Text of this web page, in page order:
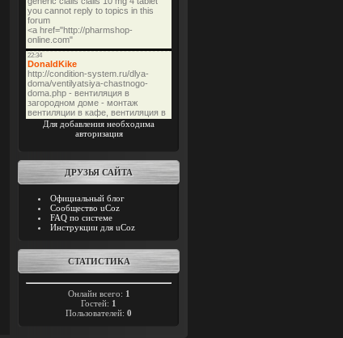
Для добавления необходима
авторизация
ДРУЗЬЯ САЙТА
Официальный блог
Сообщество uCoz
FAQ по системе
Инструкции для uCoz
СТАТИСТИКА
Онлайн всего: 1
Гостей: 1
Пользователей: 0